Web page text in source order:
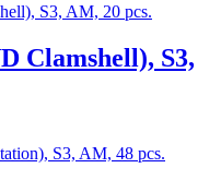
Clamshell), S3,